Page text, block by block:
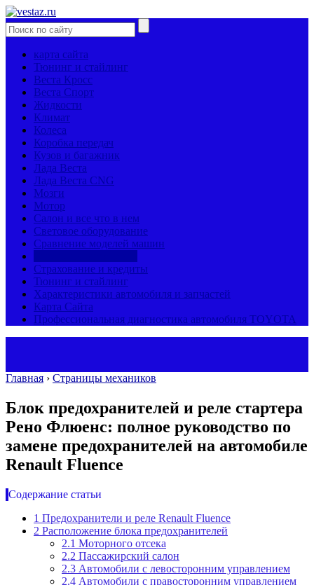
карта сайта
Тюнинг и стайлинг
Веста Кросс
Веста Спорт
Жидкости
Климат
Колеса
Коробка передач
Кузов и багажник
Лада Веста
Лада Веста CNG
Мозги
Мотор
Салон и все что в нем
Световое оборудование
Сравнение моделей машин
Страхование и кредиты
Тюнинг и стайлинг
Характеристики автомобиля и запчастей
Карта Сайта
Профессиональная диагностика автомобиля TOYOTA
Главная › Страницы механиков
Блок предохранителей и реле стартера
Рено Флюенс: полное руководство по
замене предохранителей на автомобиле
Renault Fluence
Содержание статьи
1 Предохранители и реле Renault Fluence
2 Расположение блока предохранителей
2.1 Моторного отсека
2.2 Пассажирский салон
2.3 Автомобили с левосторонним управлением
2.4 Автомобили с правосторонним управлением